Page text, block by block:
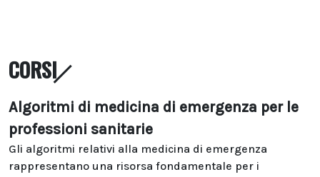
CORSI
Algoritmi di medicina di emergenza per le
professioni sanitarie
Gli algoritmi relativi alla medicina di emergenza
rappresentano una risorsa fondamentale per i